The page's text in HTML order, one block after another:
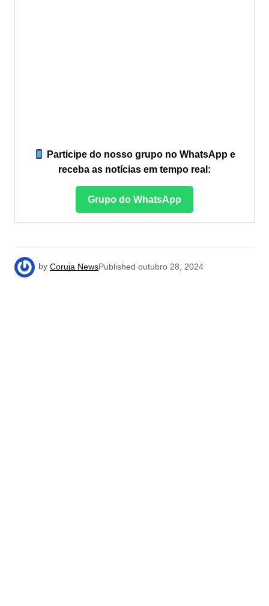
Participe do nosso grupo no WhatsApp e
receba as notícias em tempo real:
Grupo do WhatsApp
by Coruja NewsPublished outubro 28, 2024